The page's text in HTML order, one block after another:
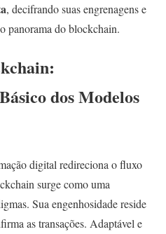
, decifrando suas engrenagens e
panorama do blockchain.
dos Modelos
digital redireciona o fluxo
surge como uma
Sua engenhosidade reside
as transações. Adaptável e